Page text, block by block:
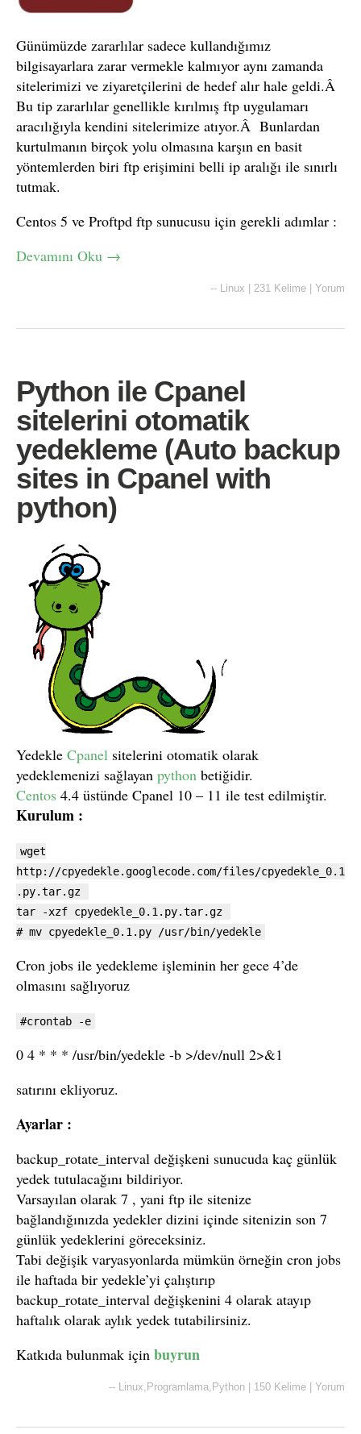
Günümüzde zararlılar sadece kullandığımız
bilgisayarlara zarar vermekle kalmıyor aynı zamanda
sitelerimizi ve ziyaretçilerini de hedef alır hale geldi.Â
Bu tip zararlılar genellikle kırılmış ftp uygulamarı
aracılığıyla kendini sitelerimize atıyor.Â Bunlardan
kurtulmanın birçok yolu olmasına karşın en basit
yöntemlerden biri ftp erişimini belli ip aralığı ile sınırlı
tutmak.
Centos 5 ve Proftpd ftp sunucusu için gerekli adımlar :
Devamını Oku →
-- Linux 231 Kelime Yorum
Python ile Cpanel
sitelerini otomatik
yedekleme (Auto backup
sites in Cpanel with
python)
Yedekle Cpanel sitelerini otomatik olarak
yedeklemenizi sağlayan python betiğidir.
Centos 4.4 üstünde Cpanel 10 – 11 ile test edilmiştir.
Kurulum :
wget
http://cpyedekle.googlecode.com/files/cpyedekle_0.1
.py.tar.gz
tar -xzf cpyedekle_0.1.py.tar.gz
# mv cpyedekle_0.1.py /usr/bin/yedekle
Cron jobs ile yedekleme işleminin her gece 4’de
olmasını sağlıyoruz
#crontab -e
0 4 * * * /usr/bin/yedekle -b >/dev/null 2>&1
satırını ekliyoruz.
Ayarlar :
backup_rotate_interval değişkeni sunucuda kaç günlük
yedek tutulacağını bildiriyor.
Varsayılan olarak 7 , yani ftp ile sitenize
bağlandığınızda yedekler dizini içinde sitenizin son 7
günlük yedeklerini göreceksiniz.
Tabi değişik varyasyonlarda mümkün örneğin cron jobs
ile haftada bir yedekle’yi çalıştırıp
backup_rotate_interval değişkenini 4 olarak atayıp
haftalık olarak aylık yedek tutabilirsiniz.
Katkıda bulunmak için buyrun
-- Linux, Programlama, Python 150 Kelime Yorum